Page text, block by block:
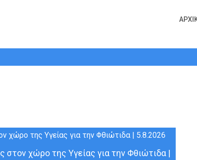
στον χώρο της Υγείας για την Φθιώτιδα |